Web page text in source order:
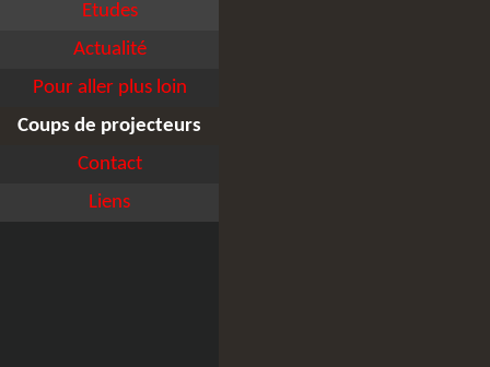
Etudes
Actualité
Pour aller plus loin
Coups de projecteurs
Contact
Liens